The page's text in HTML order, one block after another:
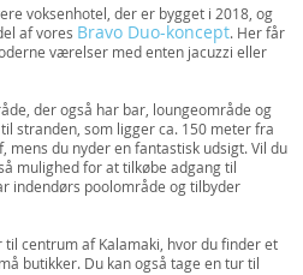
voksenhotel, der er bygget i 2018, og
af vores Bravo Duo-koncept. Her får
værelser med enten jacuzzi eller
der også har bar, loungeområde og
stranden, som ligger ca. 150 meter fra
mens du nyder en fantastisk udsigt. Vil du
mulighed for at tilkøbe adgang til
indendørs poolområde og tilbyder
centrum af Kalamaki, hvor du finder et
butikker. Du kan også tage en tur til